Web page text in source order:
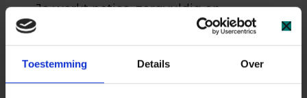
Toestemming Details Over
Je werkt netjes, zorgvuldig en
hygiënisch;
Stilzitten is niets voor jou: je bent graag
actief bezig;